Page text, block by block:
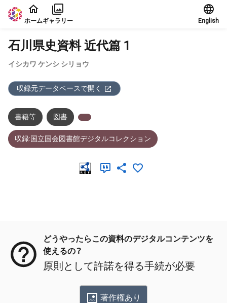
本文に飛ぶ
ホームギャラリー English
石川県史資料 近代篇 1
イシカワ ケンシ シリョウ
収録元データベースで開く
書籍等 図書
収録:国立国会図書館デジタルコレクション
どうやったらこの資料のデジタルコンテンツを
使えるの？
原則として許諾を得る手続が必要
著作権あり